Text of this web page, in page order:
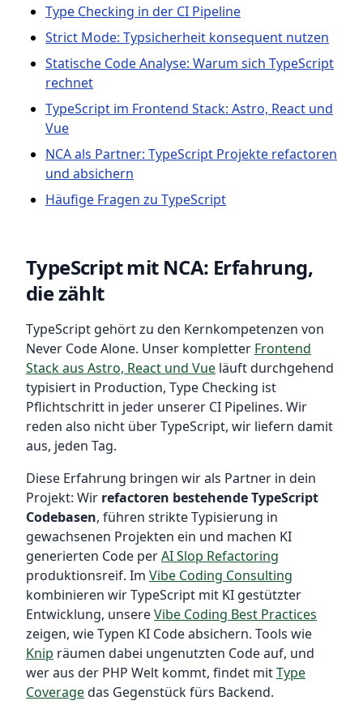
Type Checking in der CI Pipeline
Strict Mode: Typsicherheit konsequent nutzen
Statische Code Analyse: Warum sich TypeScript
rechnet
TypeScript im Frontend Stack: Astro, React und
Vue
NCA als Partner: TypeScript Projekte refactoren
und absichern
Häufige Fragen zu TypeScript
TypeScript mit NCA: Erfahrung,
die zählt
TypeScript gehört zu den Kernkompetenzen von
Never Code Alone. Unser kompletter Frontend
Stack aus Astro, React und Vue läuft durchgehend
typisiert in Production, Type Checking ist
Pflichtschritt in jeder unserer CI Pipelines. Wir
reden also nicht über TypeScript, wir liefern damit
aus, jeden Tag.
Diese Erfahrung bringen wir als Partner in dein
Projekt: Wir refactoren bestehende TypeScript
Codebasen, führen strikte Typisierung in
gewachsenen Projekten ein und machen KI
generierten Code perAI Slop Refactoring
produktionsreif. Im Vibe Coding Consulting
kombinieren wir TypeScript mit KI gestützter
Entwicklung, unsereVibe Coding Best Practices
zeigen, wie Typen KI Code absichern. Tools wie
Knip räumen dabei ungenutzten Code auf, und
wer aus der PHP Welt kommt, findet mitType
Coveragedas Gegenstück fürs Backend.